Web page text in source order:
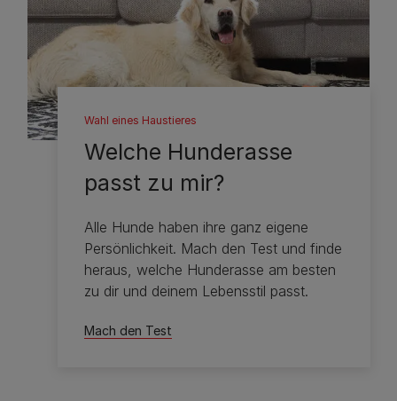
Wahl eines Haustieres
Welche Hunderasse
passt zu mir?
Alle Hunde haben ihre ganz eigene
Persönlichkeit. Mach den Test und finde
heraus, welche Hunderasse am besten
zu dir und deinem Lebensstil passt.
Mach den Test